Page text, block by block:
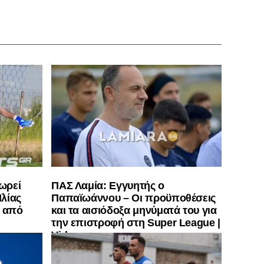
από
ΠΑΣ Λαμία: Εγγυητής ο
Παπαϊωάννου – Οι προϋποθέσεις
και τα αισιόδοξα μηνύματά του για
την επιστροφή στη Super League |
Vid